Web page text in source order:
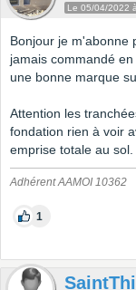
Le 05/04/2022
Bonjour je m'abonne
jamais commandé
une bonne marque
Attention les
fondation rien à voir
emprise totale au sol.
Adhérent AAMOI 10362
1